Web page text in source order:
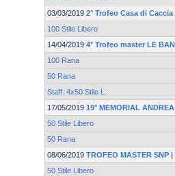
03/03/2019 2° Trofeo Casa di Caccia
100 Stile Libero
14/04/2019 4° Trofeo master LE
100 Rana
50 Rana
Staff. 4x50 Stile L.
17/05/2019 19° MEMORIAL
50 Stile Libero
50 Rana
08/06/2019 TROFEO MASTER SNP
50 Stile Libero